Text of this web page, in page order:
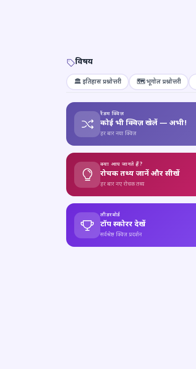
विषय
🏛️ इतिहास प्रश्नोत्तरी 🗺️ भूगोल प्रश्नोत्तरी
रैंडम क्विज़
कोई भी क्विज़ खेलें — अभी!
हर बार नया क्विज़
क्या आप जानते हैं?
रोचक तथ्य जानें और सीखें
हर बार नए रोचक तथ्य
लीडरबोर्ड
टॉप स्कोरर देखें
सर्वश्रेष्ठ क्विज़ प्रदर्शन